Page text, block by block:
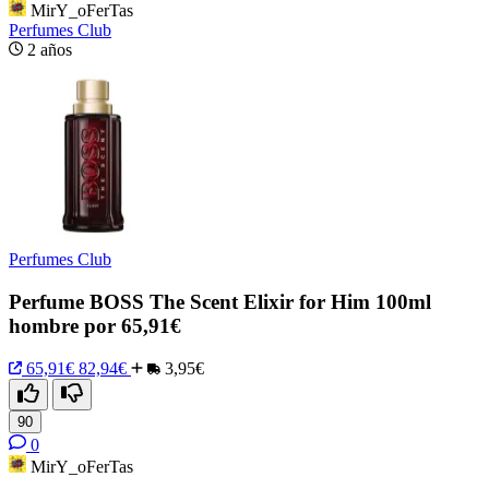
MirY_oFerTas
Perfumes Club
2 años
Perfumes Club
Perfume BOSS The Scent Elixir for Him 100ml
hombre por 65,91€
65,91€ 82,94€ 3,95€
90
0
MirY_oFerTas